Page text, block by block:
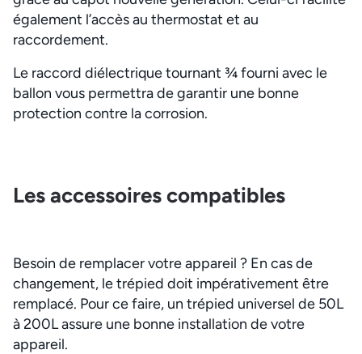
également l’accès au thermostat et au
raccordement.
Le raccord diélectrique tournant ¾ fourni avec le
ballon vous permettra de garantir une bonne
protection contre la corrosion.
Les accessoires compatibles
Besoin de remplacer votre appareil ? En cas de
changement, le trépied doit impérativement être
remplacé. Pour ce faire, un trépied universel de 50L
à 200L assure une bonne installation de votre
appareil.